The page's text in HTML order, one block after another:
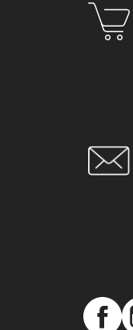
Schedpol
Brodzik